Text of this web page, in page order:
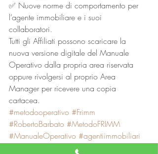
✅ Nuove norme di comportamento per
l’agente immobiliare e i suoi
collaboratori.
Tutti gli Affiliati possono scaricare la
nuova versione digitale del Manuale
Operativo dalla propria area riservata
oppure rivolgersi al proprio Area
Manager per ricevere una copia
cartacea.
#metodooperativo #Frimm
#RobertoBarbato #MetodoFRIMM
#ManualeOperativo #agentiimmobiliari